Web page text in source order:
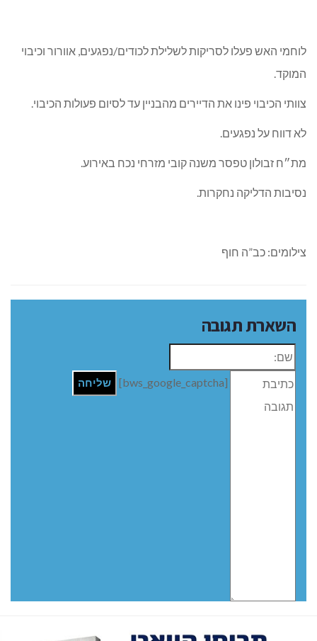
לוחמי האש פעלו לסריקות לשלילת לכודים/נפגעים, אוורור וכיבוי
המוקד.
צוותי הכיבוי פינו את הדיירים מהבניין עד לסיום פעולות הכיבוי.
לא דווח על נפגעים.
מת״ח זבולון טפסר משנה קובי מזרחי נכח באירוע.
נסיבות הדליקה נחקרות.
צילומים: כב”ה חוף
השארת תגובה
שם:
תגובה
[bws_google_captcha]